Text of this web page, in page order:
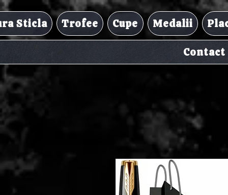
Sticla Trofee Cupe Medalii
Contact